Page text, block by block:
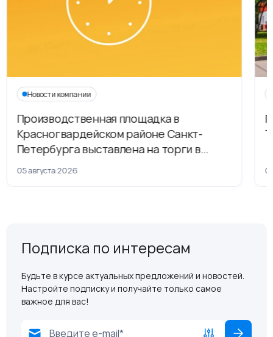
Новости компании
Производственная площадка в
Красногвардейском районе Санкт-
Петербурга выставлена на торги в
рамках приватизации
05 августа 2026
Подписка по интересам
Будьте в курсе актуальных предложений и новостей.
Настройте подписку и получайте только самое
важное для вас!